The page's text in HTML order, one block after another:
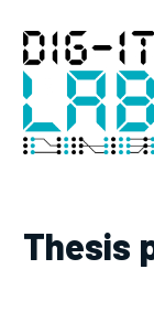
till
innehåll
Thesis